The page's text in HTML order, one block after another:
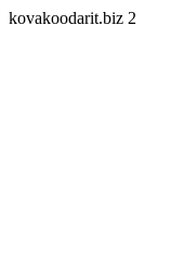
kovakoodarit.biz 2